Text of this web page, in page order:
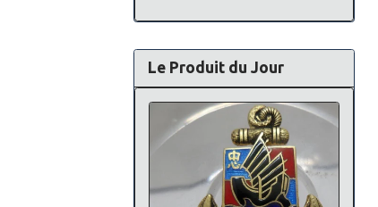
Le Produit du Jour